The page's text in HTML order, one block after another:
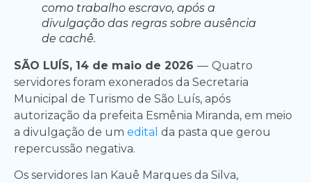
como trabalho escravo, após a
divulgação das regras sobre ausência
de cachê.
SÃO LUÍS, 14 de maio de 2026 — Quatro
servidores foram exonerados da Secretaria
Municipal de Turismo de São Luís, após
autorização da prefeita Esmênia Miranda, em meio
a divulgação de um edital da pasta que gerou
repercussão negativa.
Os servidores Ian Kauê Marques da Silva,